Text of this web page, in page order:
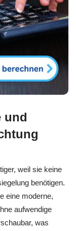
und
weil sie keine
benötigen.
eine moderne,
aufwendige
was